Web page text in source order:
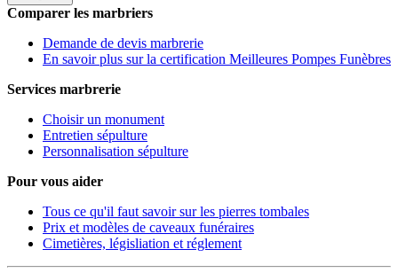
Comparer les marbriers
Demande de devis marbrerie
En savoir plus sur la certification Meilleures Pompes Funèbres
Services marbrerie
Choisir un monument
Entretien sépulture
Personnalisation sépulture
Pour vous aider
Tous ce qu'il faut savoir sur les pierres tombales
Prix et modèles de caveaux funéraires
Cimetières, législiation et réglement